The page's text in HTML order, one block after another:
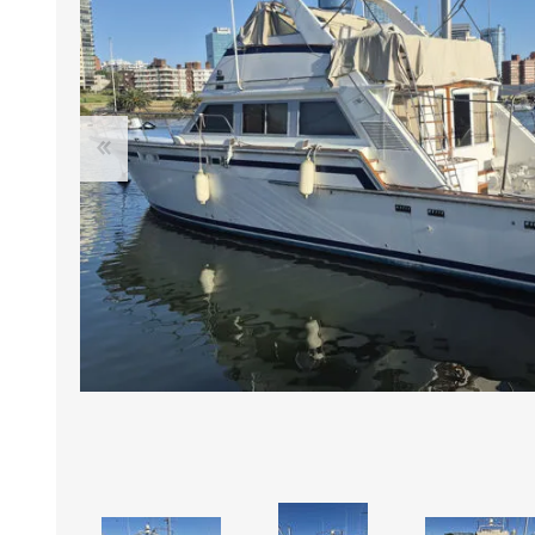
Iluminación
Jarcia
Pastecas y roldanas
Pinturas y antifouling
Remos/Bicheros
Elementos de Seguridad
NAUTOS